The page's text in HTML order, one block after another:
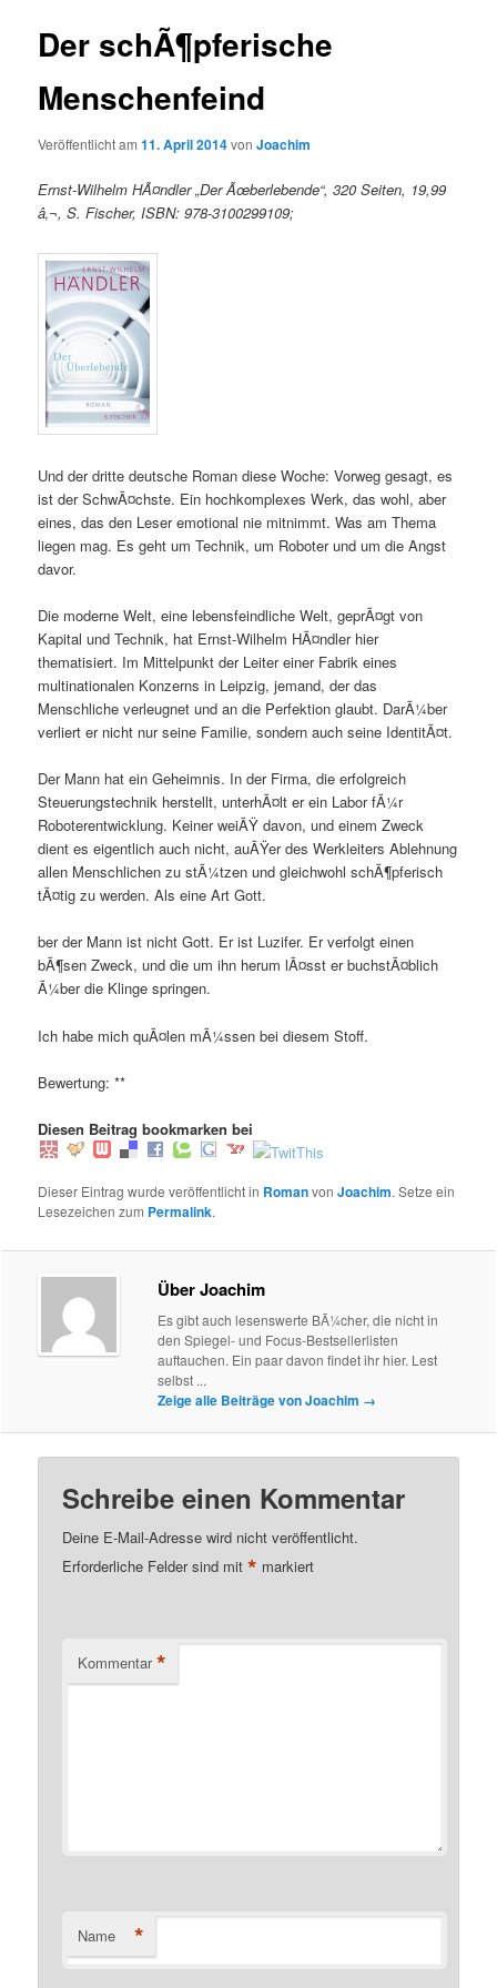
Der schÃ¶pferische
Menschenfeind
Veröffentlicht am11. April 2014vonJoachim
Ernst-Wilhelm HÃ¤ndler „Der Ãœberlebende“, 320 Seiten, 19,99
â‚¬, S. Fischer, ISBN: 978-3100299109;
Und der dritte deutsche Roman diese Woche: Vorweg gesagt, es
ist der SchwÃ¤chste. Ein hochkomplexes Werk, das wohl, aber
eines, das den Leser emotional nie mitnimmt. Was am Thema
liegen mag. Es geht um Technik, um Roboter und um die Angst
davor.
Die moderne Welt, eine lebensfeindliche Welt, geprÃ¤gt von
Kapital und Technik, hat Ernst-Wilhelm HÃ¤ndler hier
thematisiert. Im Mittelpunkt der Leiter einer Fabrik eines
multinationalen Konzerns in Leipzig, jemand, der das
Menschliche verleugnet und an die Perfektion glaubt. DarÃ¼ber
verliert er nicht nur seine Familie, sondern auch seine IdentitÃ¤t.
Der Mann hat ein Geheimnis. In der Firma, die erfolgreich
Steuerungstechnik herstellt, unterhÃ¤lt er ein Labor fÃ¼r
Roboterentwicklung. Keiner weiÃŸ davon, und einem Zweck
dient es eigentlich auch nicht, auÃŸer des Werkleiters Ablehnung
allen Menschlichen zu stÃ¼tzen und gleichwohl schÃ¶pferisch
tÃ¤tig zu werden. Als eine Art Gott.
ber der Mann ist nicht Gott. Er ist Luzifer. Er verfolgt einen
bÃ¶sen Zweck, und die um ihn herum lÃ¤sst er buchstÃ¤blich
Ã¼ber die Klinge springen.
Ich habe mich quÃ¤len mÃ¼ssen bei diesem Stoff.
Bewertung: **
Diesen Beitrag bookmarken bei
Dieser Eintrag wurde veröffentlicht in RomanvonJoachim. Setze ein
Lesezeichen zum Permalink.
Über Joachim
Es gibt auch lesenswerte BÃ¼cher, die nicht in
den Spiegel- und Focus-Bestsellerlisten
auftauchen. Ein paar davon findet ihr hier. Lest
selbst ...
Zeige alle Beiträge von Joachim →
Schreibe einen Kommentar
Deine E-Mail-Adresse wird nicht veröffentlicht.
Erforderliche Felder sind mit* markiert
Kommentar *
Name *